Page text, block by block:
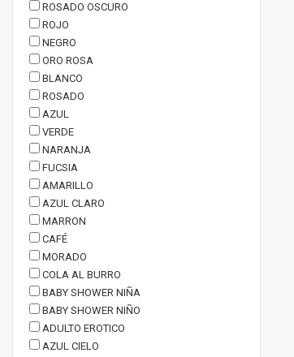
ROSADO OSCURO
ROJO
NEGRO
ORO ROSA
BLANCO
ROSADO
AZUL
VERDE
NARANJA
FUCSIA
AMARILLO
AZUL CLARO
MARRON
CAFÉ
MORADO
COLA AL BURRO
BABY SHOWER NIÑA
BABY SHOWER NIÑO
ADULTO EROTICO
AZUL CIELO